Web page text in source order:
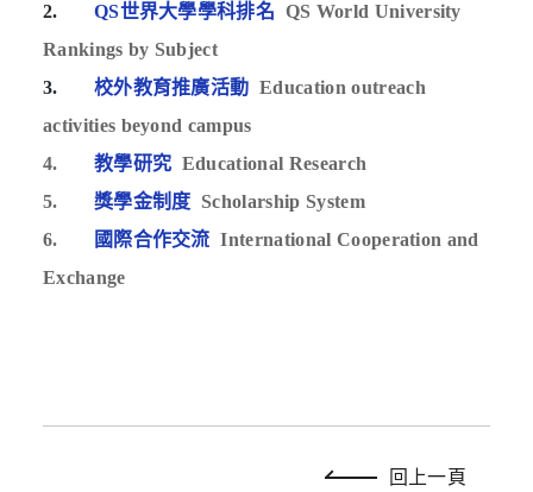
2. QS世界大學學科排名 QS World University
Rankings by Subject
3. 校外教育推廣活動 Education outreach
activities beyond campus
4. 教學研究 Educational Research
5. 獎學金制度 Scholarship System
6.
國際合作交流 International Cooperation and
Exchange
回上一頁